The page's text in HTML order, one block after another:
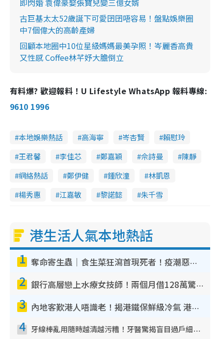
即閃婚 袁偉豪娶張寶兒變三億女婿
古巨基太太52歲誕下可愛囝囝唔容易！盤點娛樂圈
中7個偉大的高齡產婦
回顧本地圈中10位星級媽媽最美孕照！岑麗香高貴
又性感 Coffee林芊妤大膽倒立
有料爆? 歡迎報料！U Lifestyle WhatsApp 報料專線:
9610 1996
本地娛樂熱話 高海寧 岑杏賢
賴慰玲
王君馨
李佳芯 鄭嘉穎 佘詩曼
陳靜
網絡熱話
鄭伊健 鍾欣潼
林凱恩
楊秀惠
江嘉敏 黎諾懿 朱千雪
港生活人氣本地熱話
1 奪命寄生蟲｜食生菜狂瀉首現死者！疫潮惡化錄1.8萬宗病例 揭洗菜3大謬誤
2 銀行高層戀上水療女技師！兩個月借128萬驚覺「沉船」沉落火海 揭背後疑似邪教操控賣淫
3 內地客歎港人唔識老！揭港鐵保鮮級冷氣 港人求放過：咪投訴
4 牙線棒亂用隨時越清越污糟！牙醫驚揭盲目過戶細菌恐致蛀牙：呢種先係日常真保養